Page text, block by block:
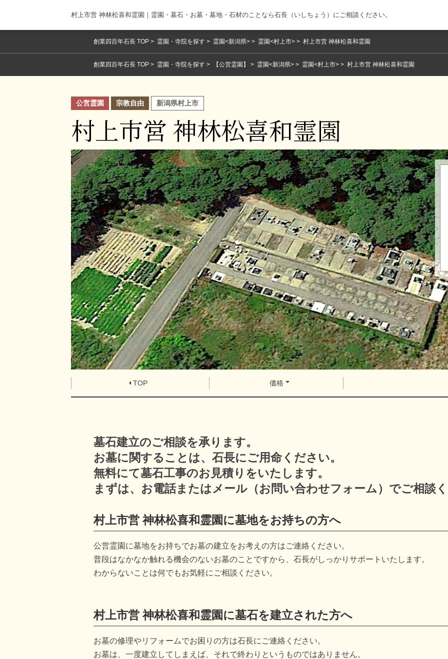
村上市営 神林松喜和霊園｜霊園・墓石・お墓・墓地・石材のことなら石長（いしちょう）にご相談ください。
創業四百年石長 TOP 霊園・寺院を探す 霊園<新潟県> 霊園<村上市> 村上市営 神林松喜和霊園
創業四百年石長 TOP 霊園・寺院を探す 【公営霊園】 霊園<新潟県> 霊園<村上市> 村上市営 神林松喜和霊園
公営霊園 宗教自由 新潟県村上市
村上市営 神林松喜和霊園
TOP 価格
墓石建立のご相談を承ります。
お墓に関することは、石長にご用命ください。
無料にて墓石工事のお見積りをいたします。
まずは、お電話またはメール（お問い合わせフォーム）でご相談く
村上市営 神林松喜和霊園に墓地をお持ちの方へ
公営霊園に墓地をお持ちでお墓の建立をお考えの方はご連絡ください。
普段はなかなか触れる機会のないお墓のことですから、石長がしっかりサポートいたします。
わからないことは何でもお気軽にご相談ください。
村上市営 神林松喜和霊園に墓石を建立された方へ
お墓の修理やリフォームでお困りの方は石長にご連絡ください。
お墓は、一度建立してしまえば、それで終わりというものではありません。